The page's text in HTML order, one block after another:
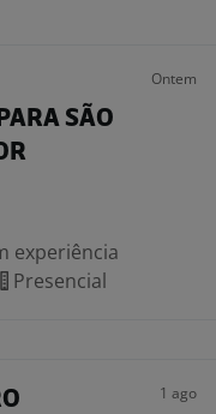
SÃO
Ontem
experiência
Presencial
1 ago